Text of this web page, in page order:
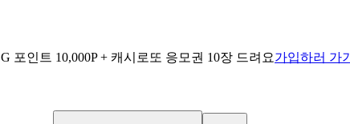
G 포인트 10,000P + 캐시로또 응모권 10장 드려요가입하러 가기